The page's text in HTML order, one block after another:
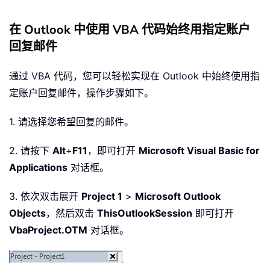
在 Outlook 中使用 VBA 代码始终用指定账户
回复邮件
通过 VBA 代码，您可以轻松实现在 Outlook 中始终使用指
定账户回复邮件，操作步骤如下。
1. 请选择您希望回复的邮件。
2. 请按下 Alt+F11 ，即可打开 Microsoft Visual Basic for
Applications 对话框。
3. 依次双击展开 Project 1 > Microsoft Outlook
Objects，然后双击 ThisOutlookSession 即可打开
VbaProject.OTM 对话框。